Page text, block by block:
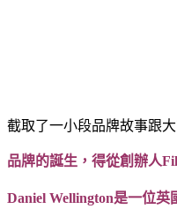
截取了一小段品牌故事跟大
品牌的誕生，得從創辦人
Daniel Wellington是一位英